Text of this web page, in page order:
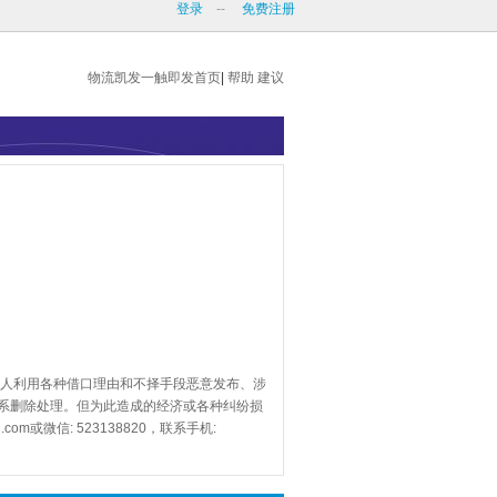
登录 -- 免费注册
物流凯发一触即发首页 帮助 建议
利用各种借口理由和不择手段恶意发布、涉
删除处理。但为此造成的经济或各种纠纷损
或微信: 523138820，联系手机: